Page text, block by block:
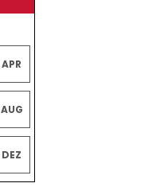
APR
AUG
DEZ